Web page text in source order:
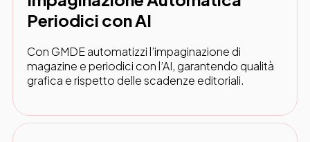
Periodici con AI
Con GMDE automatizzi l’impaginazione di
magazine e periodici con l’AI, garantendo qualità
grafica e rispetto delle scadenze editoriali.